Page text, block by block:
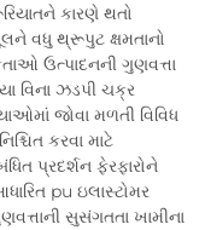
કારણે થતો
વધુ થ્રૂપુટ ક્ષમતાનો
ઉત્પાદનની ગુણવત્તા
વિના ઝડપી ચક્ર
જોવા મળતી વિવિધ
કરવા માટે
પ્રદર્શન ફેરફારોને
pu ઇલાસ્ટોમર
સુસંગતતા ખામીના